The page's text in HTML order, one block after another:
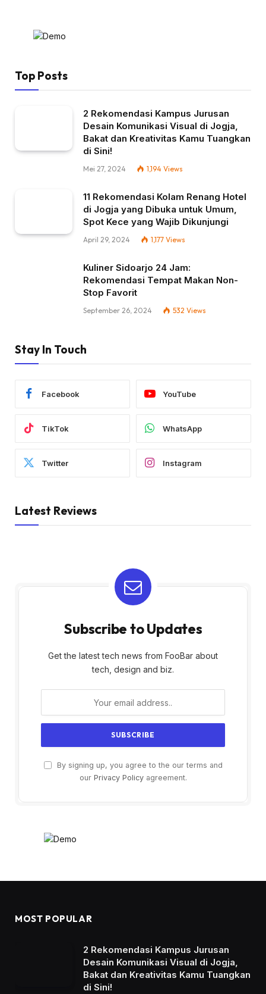
Top Posts
2 Rekomendasi Kampus Jurusan
Desain Komunikasi Visual di Jogja,
Bakat dan Kreativitas Kamu Tuangkan
di Sini!
Mei 27, 2024 1,194 Views
11 Rekomendasi Kolam Renang Hotel
di Jogja yang Dibuka untuk Umum,
Spot Kece yang Wajib Dikunjungi
April 29, 2024 1,177 Views
Kuliner Sidoarjo 24 Jam:
Rekomendasi Tempat Makan Non-
Stop Favorit
September 26, 2024 532 Views
Stay In Touch
Facebook YouTube
TikTok WhatsApp
Twitter Instagram
Latest Reviews
Subscribe to Updates
Get the latest tech news from FooBar about
tech, design and biz.
By signing up, you agree to the our terms and
our Privacy Policyagreement.
MOST POPULAR
2 Rekomendasi Kampus Jurusan
Desain Komunikasi Visual di Jogja,
Bakat dan Kreativitas Kamu Tuangkan
di Sini!